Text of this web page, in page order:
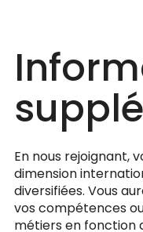
En nous rejoignant,
dimension
diversifiées. Vous
vos compétences
métiers en fonction